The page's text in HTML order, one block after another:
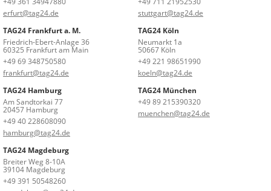
erfurt@tag24.de
stuttgart@tag24.de
TAG24 Frankfurt a. M.
Friedrich-Ebert-Anlage 36
60325 Frankfurt am Main
+49 69 348750580
frankfurt@tag24.de
TAG24 Köln
Neumarkt 1a
50667 Köln
+49 221 98651990
koeln@tag24.de
TAG24 Hamburg
Am Sandtorkai 77
20457 Hamburg
+49 40 228608090
hamburg@tag24.de
TAG24 München
+49 89 215390320
muenchen@tag24.de
TAG24 Magdeburg
Breiter Weg 8-10A
39104 Magdeburg
+49 391 50548260